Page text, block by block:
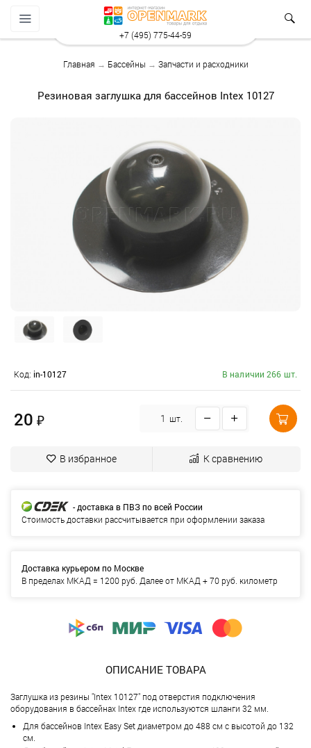
+7 (495) 775-44-59
Главная → Бассейны → Запчасти и расходники
Резиновая заглушка для бассейнов Intex 10127
Код: in-10127 В наличии 266 шт.
20 ₽ шт.
В избранное К сравнению
- доставка в ПВЗ по всей России
Стоимость доставки рассчитывается при оформлении заказа
Доставка курьером по Москве
В пределах МКАД = 1200 руб. Далее от МКАД + 70 руб. километр
ОПИСАНИЕ ТОВАРА
Заглушка из резины "Intex 10127" под отверстия подключения
оборудования в бассейнах Intex где используются шланги 32 мм.
Для бассейнов Intex Easy Set диаметром до 488 см с высотой до 132
см.